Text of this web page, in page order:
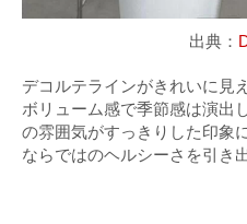
出典：
デコルテラインがきれいに見
ボリューム感で季節感は演出
の雰囲気がすっきりした印象
ならではのヘルシーさを引き